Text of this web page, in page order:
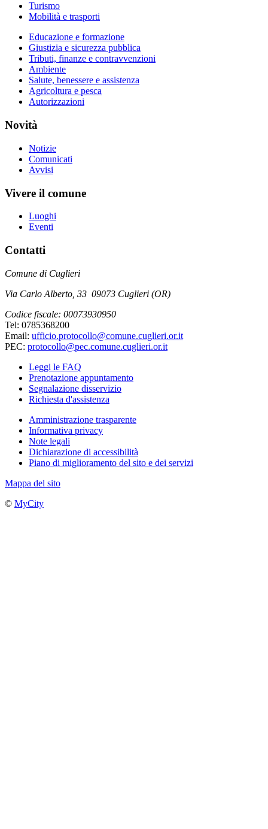
Turismo
Mobilità e trasporti
Educazione e formazione
Giustizia e sicurezza pubblica
Tributi, finanze e contravvenzioni
Ambiente
Salute, benessere e assistenza
Agricoltura e pesca
Autorizzazioni
Novità
Notizie
Comunicati
Avvisi
Vivere il comune
Luoghi
Eventi
Contatti
Comune di Cuglieri
Via Carlo Alberto, 33 09073 Cuglieri (OR)
Codice fiscale: 00073930950
Tel: 0785368200
Email: ufficio.protocollo@comune.cuglieri.or.it
PEC: protocollo@pec.comune.cuglieri.or.it
Leggi le FAQ
Prenotazione appuntamento
Segnalazione disservizio
Richiesta d'assistenza
Amministrazione trasparente
Informativa privacy
Note legali
Dichiarazione di accessibilità
Piano di miglioramento del sito e dei servizi
Mappa del sito
© MyCity